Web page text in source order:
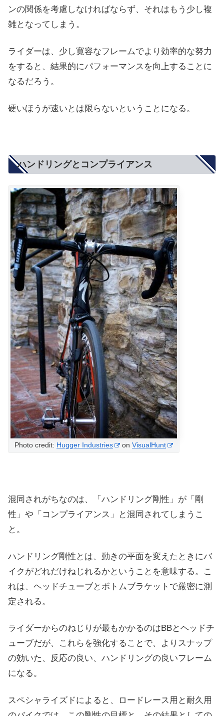
ンの関係を考慮しなければならず、それはもう少し複
雑となってしまう。
ライダーは、少し寛容なフレームでより効率的な努力
をすると、結果的にパフォーマンスを向上することに
なるだろう。
硬いほうが速いとは限らないということになる。
ハンドリングとコンプライアンス
Photo credit: Hugger Industries on VisualHunt
混同されがちなのは、「ハンドリング剛性」が「剛
性」や「コンプライアンス」と混同されてしまうこ
と。
ハンドリング剛性とは、動きの平面を変えたときにバ
イクがどれだけねじれるかということを意味する。こ
れは、ヘッドチューブとボトムブラケットで厳密に測
定される。
ライダーからのねじりが最もかかるのはBBとヘッドチ
ューブだが、これらを強化することで、よりスナップ
の効いた、反応の良い、ハンドリングの良いフレーム
になる。
スペシャライズドによると、ロードレース用と耐久用